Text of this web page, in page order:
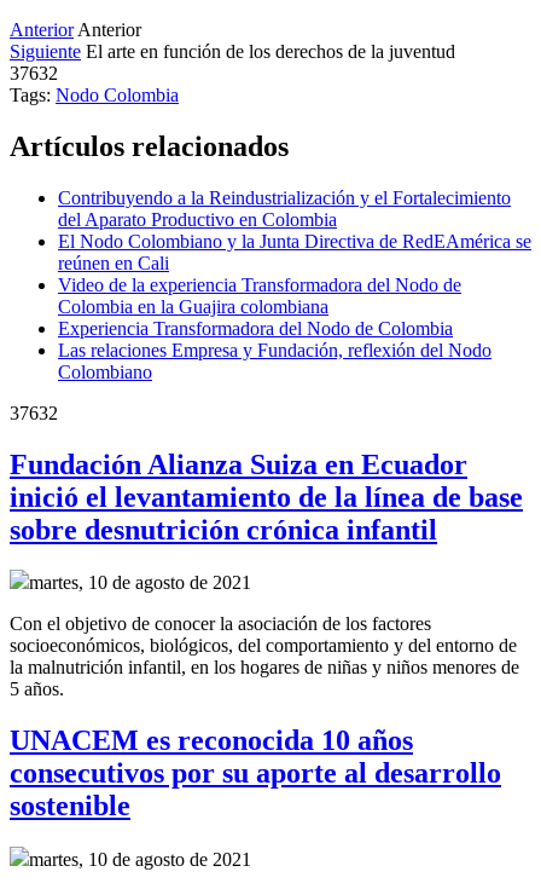
Anterior Anterior
Siguiente El arte en función de los derechos de la juventud
37632
Tags: Nodo Colombia
Artículos relacionados
Contribuyendo a la Reindustrialización y el Fortalecimiento
del Aparato Productivo en Colombia
El Nodo Colombiano y la Junta Directiva de RedEAmérica se
reúnen en Cali
Video de la experiencia Transformadora del Nodo de
Colombia en la Guajira colombiana
Experiencia Transformadora del Nodo de Colombia
Las relaciones Empresa y Fundación, reflexión del Nodo
Colombiano
37632
Fundación Alianza Suiza en Ecuador
inició el levantamiento de la línea de base
sobre desnutrición crónica infantil
martes, 10 de agosto de 2021
Con el objetivo de conocer la asociación de los factores
socioeconómicos, biológicos, del comportamiento y del entorno de
la malnutrición infantil, en los hogares de niñas y niños menores de
5 años.
UNACEM es reconocida 10 años
consecutivos por su aporte al desarrollo
sostenible
martes, 10 de agosto de 2021